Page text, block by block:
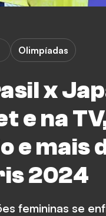
x
e na
e mais
2024
Olimpíadas
femininas se